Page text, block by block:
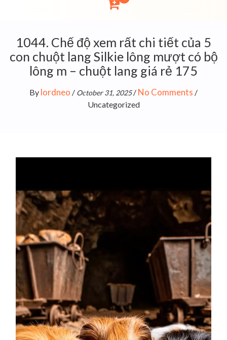
1044. Chế độ xem rất chi tiết của 5
con chuột lang Silkie lông mượt có bộ
lông m – chuột lang giá rẻ 175
By lordneo / October 31, 2025/ No Comments /
Uncategorized